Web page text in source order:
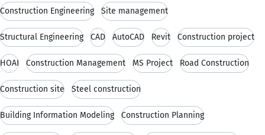
Construction Engineering Site management
Structural Engineering CAD AutoCAD Revit Construction project
HOAI Construction Management MS Project Road Construction
Construction site Steel construction
Building Information Modeling Construction Planning